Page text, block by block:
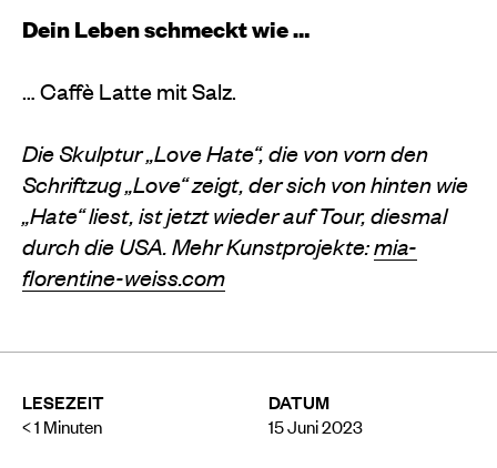
LESEZEIT
< 1 Minuten
DATUM
15 Juni 2023
Dein Leben schmeckt wie …
… Caffè Latte mit Salz.
Die Skulptur „Love Hate“, die von vorn den
Schriftzug „Love“ zeigt, der sich von hinten wie
„Hate“ liest, ist jetzt wieder auf Tour, diesmal
durch die USA. Mehr Kunstprojekte:mia-
florentine-weiss.com